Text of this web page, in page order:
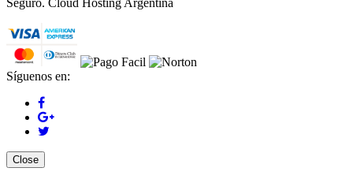
Seguro. Cloud Hosting Argentina
Síguenos en:
Close